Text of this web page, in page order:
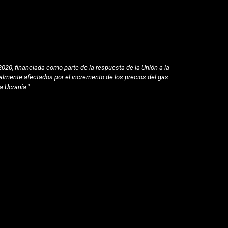
financiada como parte de la respuesta de la Unión a la
afectados por el incremento de los precios del gas
Ucrania."